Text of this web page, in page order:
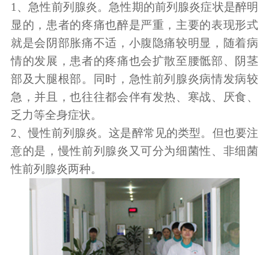
1、急性前列腺炎。急性期的前列腺炎症状是醉明
显的，患者的疼痛也醉是严重，主要的表现形式
就是会阴部胀痛不适，小腹隐痛较明显，随着病
情的发展，患者的疼痛也会扩散至腰骶部、阴茎
部及大腿根部。同时，急性前列腺炎病情发病较
急，并且，也往往都会伴有发热、寒战、厌食、
乏力等全身症状。
2、慢性前列腺炎。这是醉常见的类型。但也要注
意的是，慢性前列腺炎又可分为细菌性、非细菌
性前列腺炎两种。